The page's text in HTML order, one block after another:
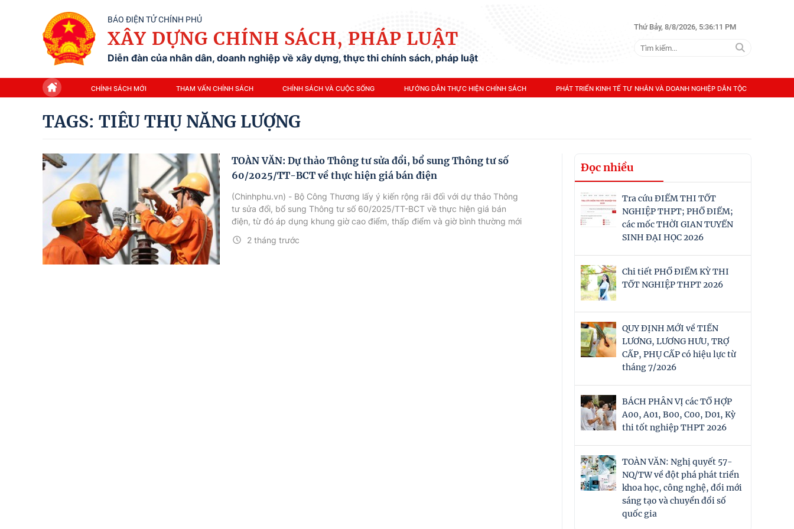
BÁO ĐIỆN TỬ CHÍNH PHỦ
XÂY DỰNG CHÍNH SÁCH, PHÁP LUẬT
Diễn đàn của nhân dân, doanh nghiệp về xây dựng, thực thi chính sách, pháp luật
Thứ Bảy, 8/8/2026, 5:36:11 PM
CHÍNH SÁCH MỚI THAM VẤN CHÍNH SÁCH CHÍNH SÁCH VÀ CUỘC SỐNG HƯỚNG DẪN THỰC HIỆN CHÍNH SÁCH PHÁT TRIỂN KINH TẾ TƯ NHÂN VÀ DOANH NGHIỆP DÂN TỘC
TAGS: TIÊU THỤ NĂNG LƯỢNG
TOÀN VĂN: Dự thảo Thông tư sửa đổi, bổ sung Thông tư số
60/2025/TT-BCT về thực hiện giá bán điện
2 tháng trước
(Chinhphu.vn) - Bộ Công Thương lấy ý kiến rộng rãi đối với dự thảo Thông
tư sửa đổi, bổ sung Thông tư số 60/2025/TT-BCT về thực hiện giá bán
điện, từ đó áp dụng khung giờ cao điểm, thấp điểm và giờ bình thường mới
của hệ thống điện quốc gia.
Đọc nhiều
Tra cứu ĐIỂM THI TỐT
NGHIỆP THPT; PHỔ ĐIỂM;
các mốc THỜI GIAN TUYỂN
SINH ĐẠI HỌC 2026
Chi tiết PHỔ ĐIỂM KỲ THI
TỐT NGHIỆP THPT 2026
QUY ĐỊNH MỚI về TIỀN
LƯƠNG, LƯƠNG HƯU, TRỢ
CẤP, PHỤ CẤP có hiệu lực từ
tháng 7/2026
BÁCH PHÂN VỊ các TỔ HỢP
A00, A01, B00, C00, D01, Kỳ
thi tốt nghiệp THPT 2026
TOÀN VĂN: Nghị quyết 57-
NQ/TW về đột phá phát triển
khoa học, công nghệ, đổi mới
sáng tạo và chuyển đổi số
quốc gia